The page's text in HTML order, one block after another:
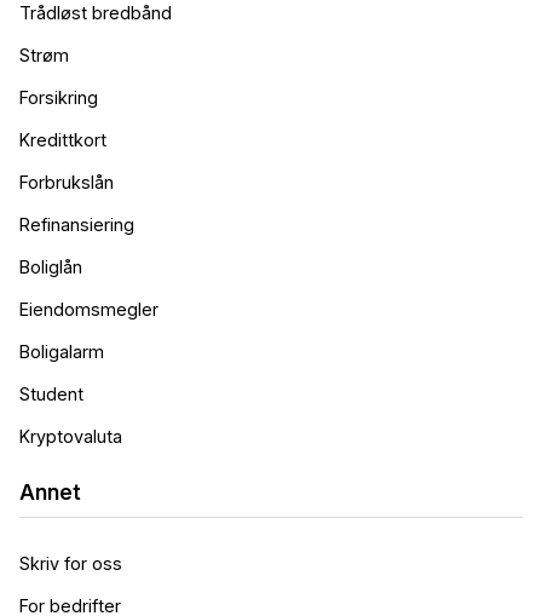
Trådløst bredbånd
Strøm
Forsikring
Kredittkort
Forbrukslån
Refinansiering
Boliglån
Eiendomsmegler
Boligalarm
Student
Kryptovaluta
Annet
Skriv for oss
For bedrifter